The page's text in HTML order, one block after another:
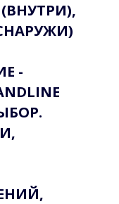
(ВНУТРИ),
-